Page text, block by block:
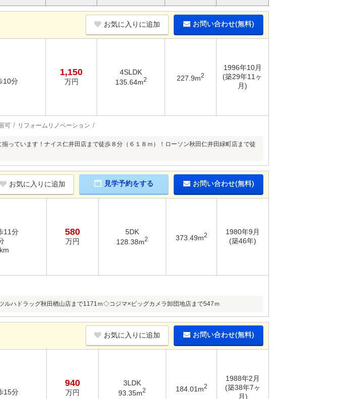
お気に入りに追加 お問い合わせ(無料)
10分
1,150
万円
4SLDK
135.64m2 227.9m2
1996年10月
(築29年11ヶ
月)
可 リフォームリノベーション
っています！ナイス仁井田店まで徒歩８分（６１８ｍ）！ローソン秋田仁井田緑町店まで徒
お気に入りに追加 見学予約をする お問い合わせ(無料)
11分
580
万円
5DK
128.38m2 373.49m2
1980年9月
(築46年)
ハドラッグ秋田楢山店まで1171ｍ◇コジマ×ビッグカメラ卸団地店まで547ｍ
お気に入りに追加 お問い合わせ(無料)
15分
940
万円
3LDK
93.35m2 184.01m2
1988年2月
(築38年7ヶ
月)